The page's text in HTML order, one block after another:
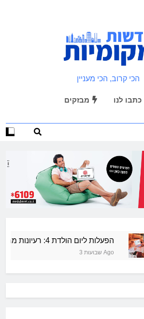
חדשות מקומיות
הכי קרוב, הכי מעניין
כתבו לנו מבזקים
הפעלות ליום הולדת 4: רעיונות מרעננים ושמחים
3 שבועות Ago